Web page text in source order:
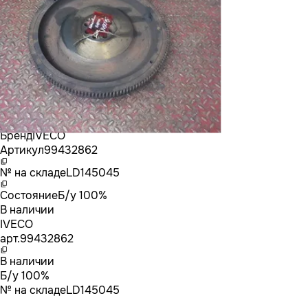
БрендIVECO
Артикул99432862
№ на складеLD145045
СостояниеБ/у 100%
В наличии
IVECO
арт.99432862
В наличии
Б/у 100%
№ на складеLD145045